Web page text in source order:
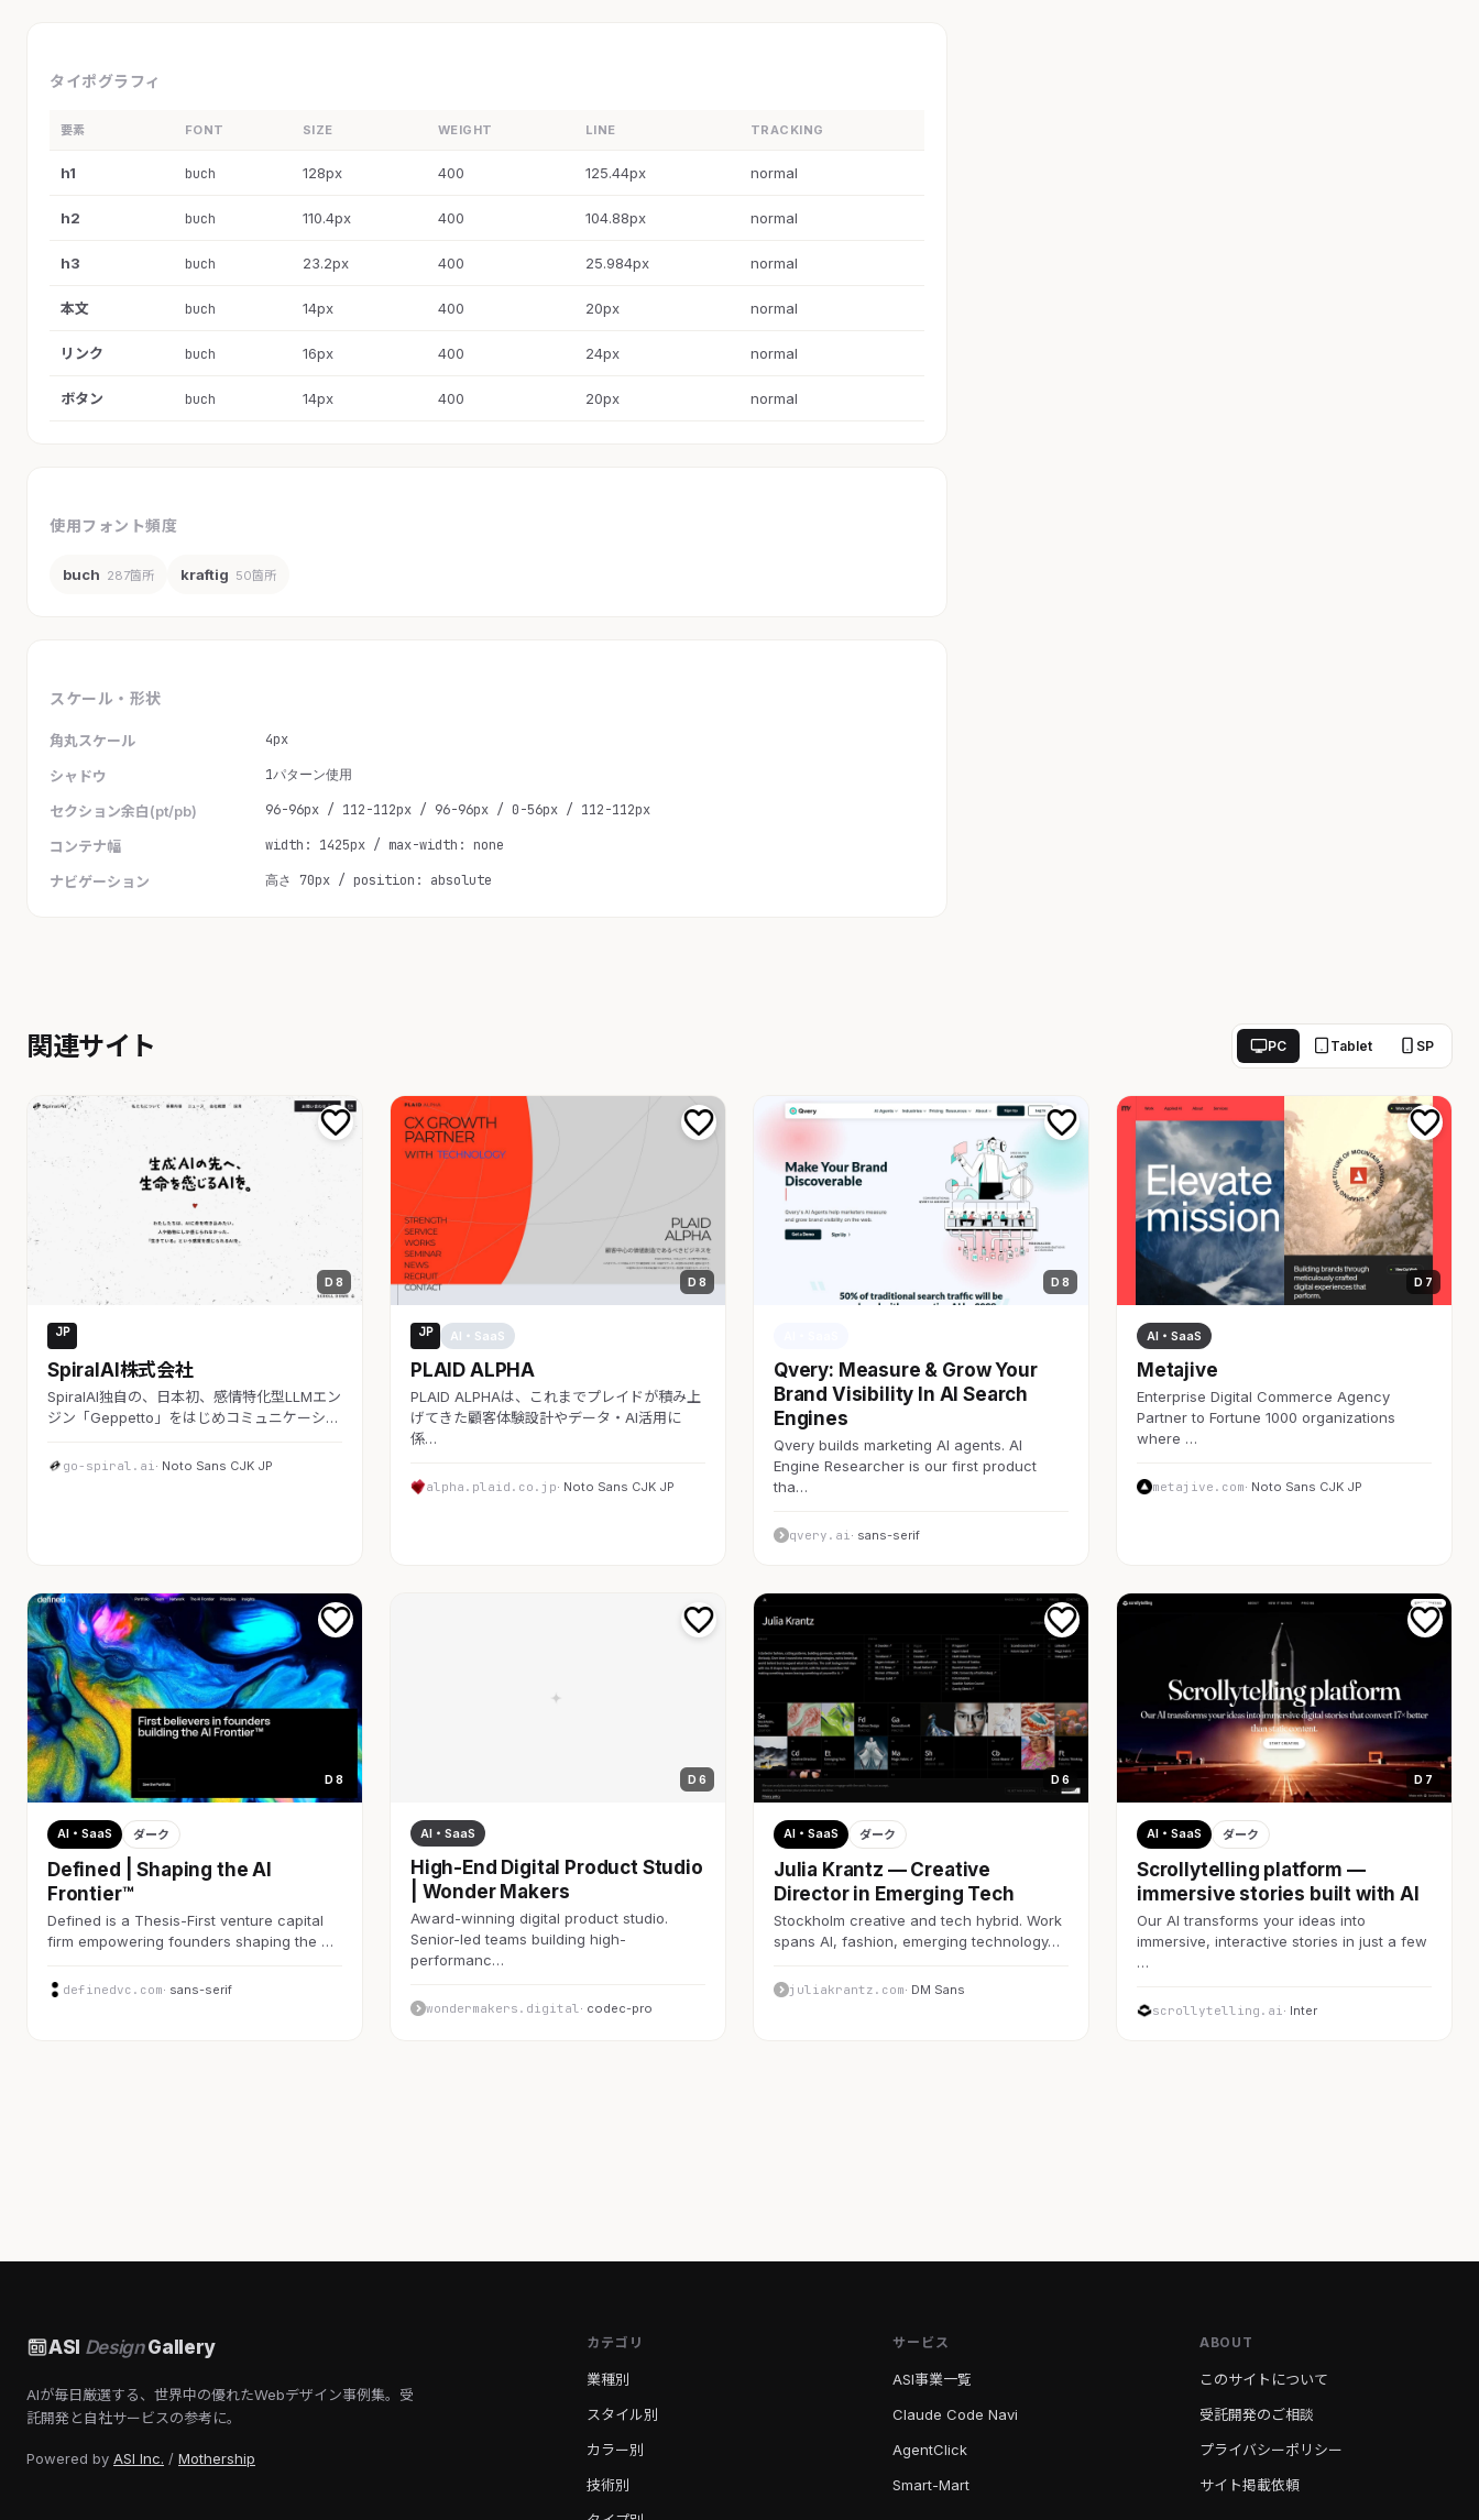
タイポグラフィ
要素 FONT SIZE WEIGHT LINE TRACKING
h1 buch 128px 400 125.44px normal
h2 buch 110.4px 400 104.88px normal
h3 buch 23.2px 400 25.984px normal
本文 buch 14px 400 20px normal
リンク buch 16px 400 24px normal
ボタン buch 14px 400 20px normal
使用フォント頻度
buch 287箇所 kraftig 50箇所
スケール・形状
角丸スケール 4px
シャドウ 1パターン使用
セクション余白(pt/pb) 96-96px / 112-112px / 96-96px / 0-56px / 112-112px
コンテナ幅 width: 1425px / max-width: none
ナビゲーション 高さ 70px / position: absolute
関連サイト PC Tablet SP
D 8
JP
SpiralAI株式会社
SpiralAI独自の、日本初、感情特化型LLMエン
ジン「Geppetto」をはじめコミュニケーシ…
go-spiral.ai · Noto Sans CJK JP
D 8
JP AI・SaaS
PLAID ALPHA
PLAID ALPHAは、これまでプレイドが積み上
げてきた顧客体験設計やデータ・AI活用に
係…
alpha.plaid.co.jp· Noto Sans CJK JP
D 8
Qvery: Measure & Grow Your
Brand Visibility In AI Search
Engines
Qvery builds marketing AI agents. AI
Engine Researcher is our first product
tha…
qvery.ai · sans-serif
D 7
AI・SaaS
Metajive
Enterprise Digital Commerce Agency
Partner to Fortune 1000 organizations
where …
metajive.com· Noto Sans CJK JP
D 8
AI・SaaS ダーク
Defined | Shaping the AI
Frontier™
Defined is a Thesis-First venture capital
firm empowering founders shaping the …
definedvc.com· sans-serif
D 6
AI・SaaS
High-End Digital Product Studio
| Wonder Makers
Award-winning digital product studio.
Senior-led teams building high-
performanc…
wondermakers.digital · codec-pro
D 6
AI・SaaS ダーク
Julia Krantz — Creative
Director in Emerging Tech
Stockholm creative and tech hybrid. Work
spans AI, fashion, emerging technology…
juliakrantz.com· DM Sans
D 7
AI・SaaS ダーク
Scrollytelling platform —
immersive stories built with AI
Our AI transforms your ideas into
immersive, interactive stories in just a few
…
scrollytelling.ai · Inter
ASI DesignGallery
AIが毎日厳選する、世界中の優れたWebデザイン事例集。受
託開発と自社サービスの参考に。
Powered by ASI Inc. / Mothership
カテゴリ
業種別
スタイル別
カラー別
技術別
サービス
ASI事業一覧
Claude Code Navi
AgentClick
Smart-Mart
ABOUT
このサイトについて
受託開発のご相談
プライバシーポリシー
サイト掲載依頼